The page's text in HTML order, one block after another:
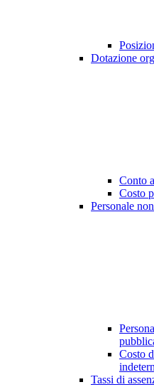
Dotazione
Conto
Costo
Personale
Costo
Tassi di